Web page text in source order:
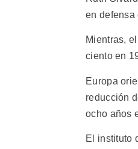
en defensa
Mientras,
ciento en
Europa
reducción
ocho años
El instituto